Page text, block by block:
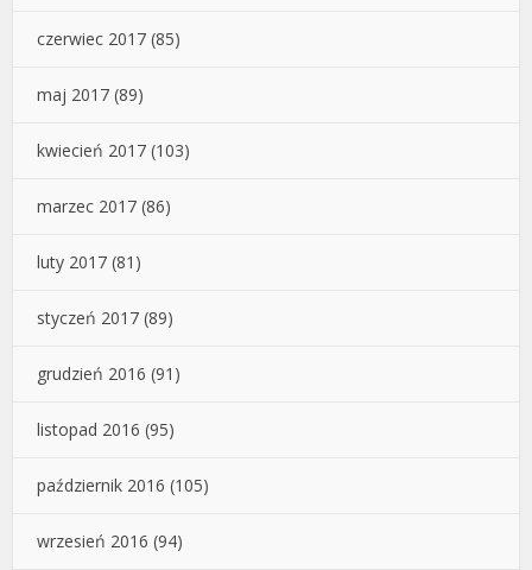
czerwiec 2017 (85)
maj 2017 (89)
kwiecień 2017 (103)
marzec 2017 (86)
luty 2017 (81)
styczeń 2017 (89)
grudzień 2016 (91)
listopad 2016 (95)
październik 2016 (105)
wrzesień 2016 (94)